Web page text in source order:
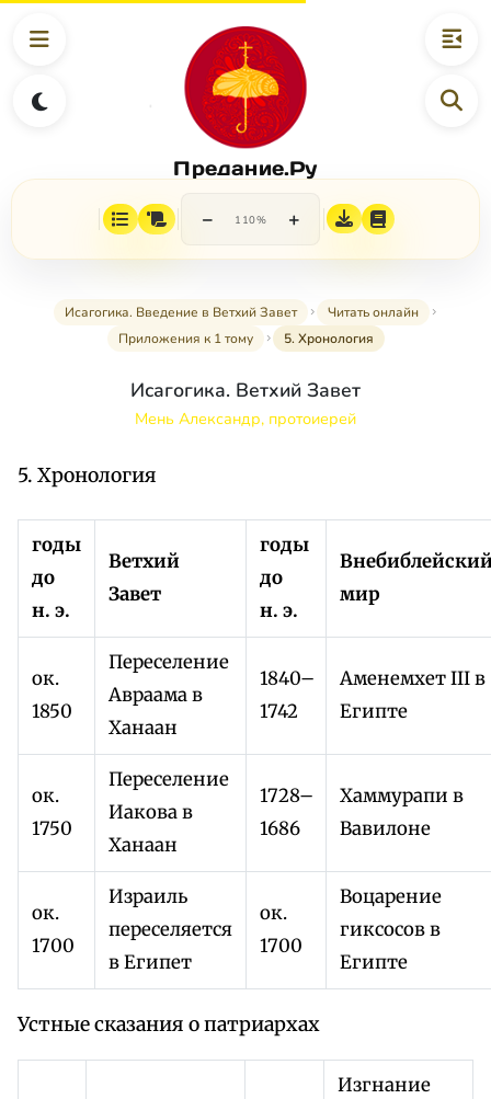
Предание.Ру
− 110% +
Исагогика. Введение в Ветхий Завет
Читать онлайн
Приложения к 1 тому
5. Хронология
Исагогика. Ветхий Завет
Мень Александр, протоиерей
5. Хронология
годы
до
н. э.
Ветхий
Завет
годы
до
н. э.
мир
ок.
1850
Переселение
Авраама в
Ханаан
1840–
1742
Аменемхет III в
Египте
ок.
1750
Переселение
Иакова в
Ханаан
1728–
1686
Хаммурапи в
Вавилоне
ок.
1700
Израиль
переселяется
в Египет
ок.
1700
Воцарение
гиксосов в
Египте
Устные сказания о патриархах
Изгнание